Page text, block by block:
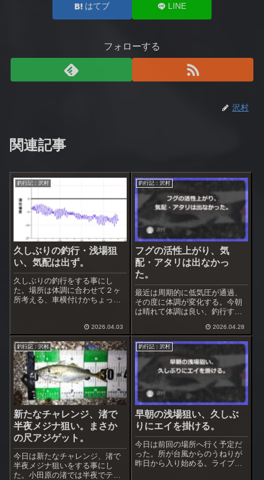
はてブ LINE
フォローする
沢村
関連記事
釣行記：沢村
久しぶりの釣行・浅場狙
い、気配は出ず。
久しぶりの釣行をする事にし
た。場所は体調に合わせて２ヶ
所考える、車横付けかちょっと
ある浅場へ入る事にした。ここ
は今年初めて入る。
2026.04.03
釣行記：沢村
フグの活性上がり、気
配・アタリは出なかっ
た。
最近は周期的に低気圧が通過、
その度に体調が変化する。今朝
は晴れて体調は良い、釣行する
クロスが暗い時間帯に使えるか
調査を兼ねる。
2026.04.28
釣行記：沢村
新たなチャレンジ、渚で
半夜メジナ狙い。まさか
の尺アジゲット。
今日は新たなチャレンジ、渚で
半夜メジナ狙いをする事にし
た。小田原の渚では半夜でテト
釣行記：沢村
早朝の浅場狙い、久しぶ
りにエイを掛ける。
今日は前回の場所へ行く予定だ
った。所が台風からのうねりが
昨日から入り始める。ライブカ